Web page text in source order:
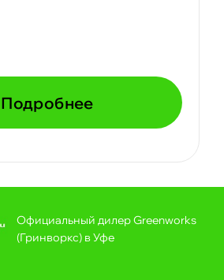
Подробнее
Официальный дилер Greenworks
(Гринворкс) в Уфе